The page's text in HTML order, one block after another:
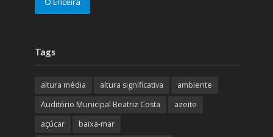
Tags
altura média altura significativa
ambiente
Auditório Municipal Beatriz Costa
azeite
açúcar
baixa-mar